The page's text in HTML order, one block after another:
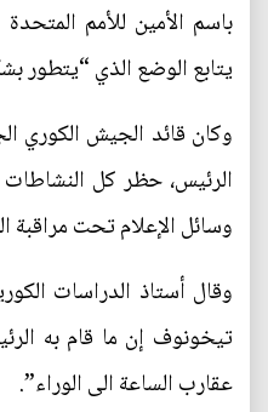
باسم الأمين للأمم
يتابع الوضع الذي “يتطور
وكان قائد الجيش الكوري
الرئيس، حظر كل
وسائل الإعلام تحت مراقبة
وقال أستاذ الدراسات
تيخونوف إن ما قام به
عقارب الساعة الى الوراء”.